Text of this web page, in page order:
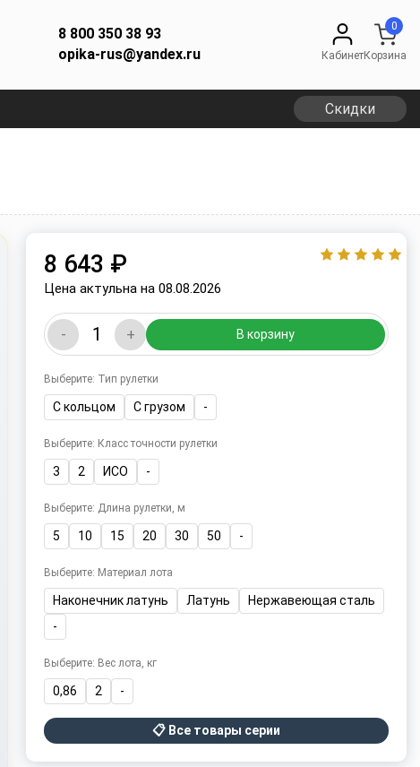
8 800 350 38 93
opika-rus@yandex.ru
Кабинет
0
Корзина
Скидки
8 643 ₽
Цена актульна на 08.08.2026
- + В корзину
Выберите: Тип рулетки
С кольцом С грузом -
Выберите: Класс точности рулетки
3 2 ИСО -
Выберите: Длина рулетки, м
5 10 15 20 30 50 -
Выберите: Материал лота
Наконечник латунь Латунь
Нержавеющая сталь
-
Выберите: Вес лота, кг
0,86 2 -
📋 Все товары серии